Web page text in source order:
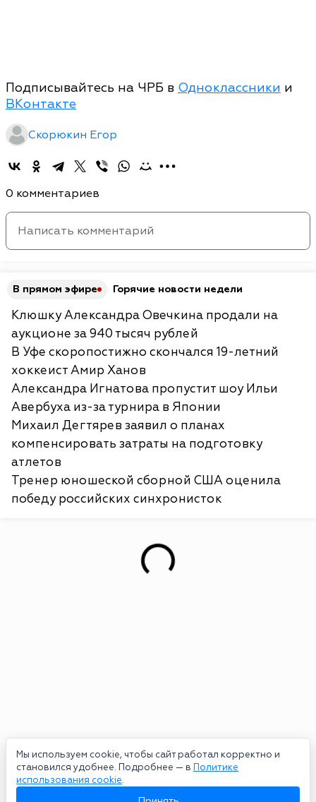
Мы используем cookie, чтобы сайт работал корректно и
становился удобнее. Подробнее — в Политике
использования cookie.
Подписывайтесь на ЧРБ в Одноклассники и
ВКонтакте
Скорюкин Егор
0 комментариев
В прямом эфире Горячие новости недели
Клюшку Александра Овечкина продали на
аукционе за 940 тысяч рублей
В Уфе скоропостижно скончался 19-летний
хоккеист Амир Ханов
Александра Игнатова пропустит шоу Ильи
Авербуха из-за турнира в Японии
Михаил Дегтярев заявил о планах
компенсировать затраты на подготовку
атлетов
Тренер юношеской сборной США оценила
победу российских синхронисток